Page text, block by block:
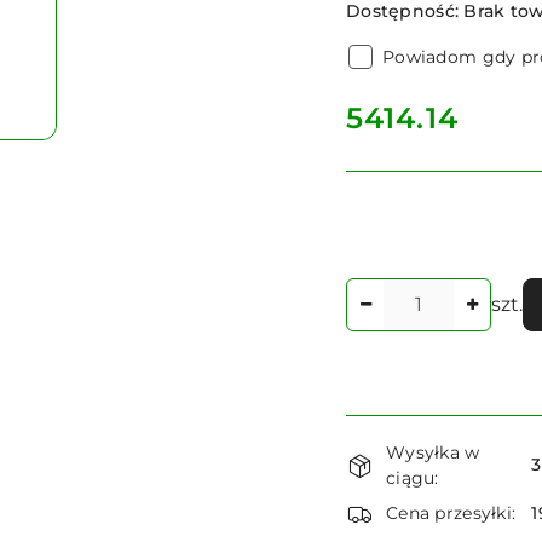
Dostępność: Brak
Powiadom gdy
cena:
5414.14
Ilość
szt.
Dostępność
i
dostawa
Wysyłka w
ciągu:
Cena przesyłki: